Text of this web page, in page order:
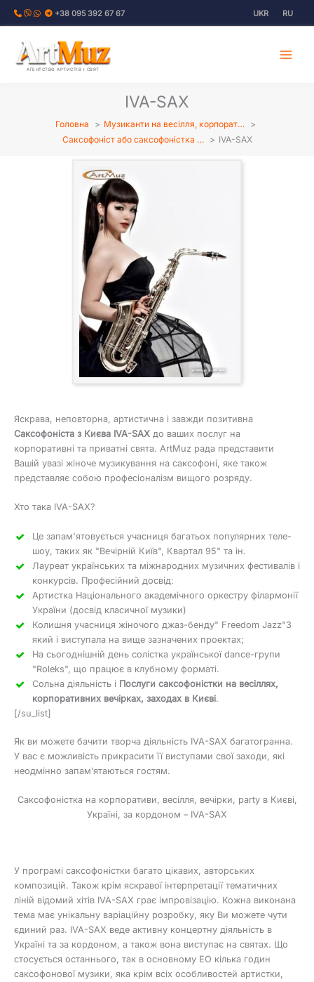
Перейти
+38 095 392 67 67 UKR RU
АГЕНТСТВО АРТИСТІВ І СВЯТ
IVA-SAX
Головна
Музиканти на весілля, корпорат…
Саксофоніст або саксофоністка …
IVA-SAX
Яскрава, неповторна, артистична і завжди позитивна
Саксофоніста з Києва IVA-SAX до ваших послуг на
корпоративні та приватні свята. ArtMuz рада представити
Вашій увазі жіноче музикування на саксофоні, яке також
представляє собою професіоналізм вищого розряду.
Хто така IVA-SAX?
Це запам'ятовується учасниця багатьох популярних теле-
шоу, таких як "Вечірній Київ", Квартал 95" та ін.
Лауреат українських та міжнародних музичних фестивалів і
конкурсів. Професійний досвід:
Артистка Національного академічного оркестру філармонії
України (досвід класичної музики)
Колишня учасниця жіночого джаз-бенду" Freedom Jazz"З
який і виступала на вище зазначених проектах;
На сьогоднішній день солістка української dance-групи
"Roleks", що працює в клубному форматі.
Сольна діяльність і Послуги саксофоністки на весіллях,
корпоративних вечірках, заходах в Києві.
[/su_list]
Як ви можете бачити творча діяльність IVA-SAX багатогранна.
У вас є можливість прикрасити її виступами свої заходи, які
неодмінно запам’ятаються гостям.
Саксофоністка на корпоративи, весілля, вечірки, party в Києві,
Україні, за кордоном – IVA-SAX
У програмі саксофоністки багато цікавих, авторських
композицій. Також крім яскравої інтерпретації тематичних
ліній відомий хітів IVA-SAX грає імпровізацію. Кожна виконана
тема має унікальну варіаційну розробку, яку Ви можете чути
єдиний раз. IVA-SAX веде активну концертну діяльність в
Україні та за кордоном, а також вона виступає на святах. Що
стосується останнього, так в основному ЕО кілька годин
саксофонової музики, яка крім всіх особливостей артистки,